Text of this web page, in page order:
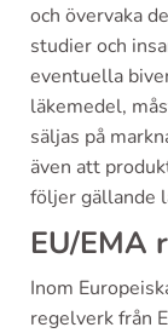
och övervaka
studier och
eventuella
läkemedel,
säljas på
även att
följer gällande
EU/EMA
Inom
regelverk från